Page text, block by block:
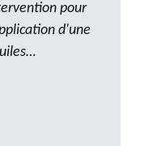
pour
d'une
de la
problème"